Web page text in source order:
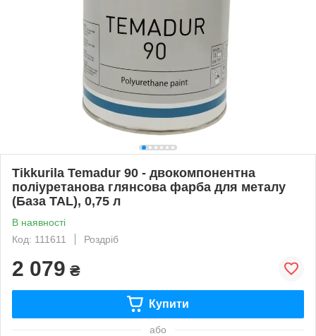
Tikkurila Temadur 90 - двокомпонентна
поліуретанова глянсова фарба для металу
(База TAL), 0,75 л
В наявності
Код: 111611
Роздріб
2 079 ₴
Купити
або